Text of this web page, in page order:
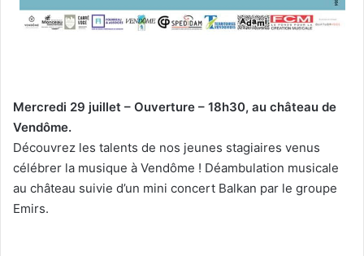
Mercredi 29 juillet – Ouverture – 18h30, au château de
Vendôme.
Découvrez les talents de nos jeunes stagiaires venus
célébrer la musique à Vendôme ! Déambulation musicale
au château suivie d’un mini concert Balkan par le groupe
Emirs.